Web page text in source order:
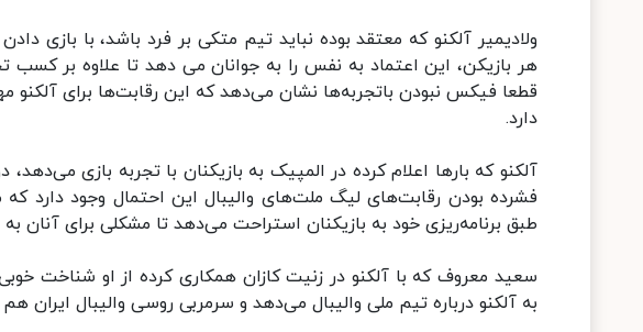
ولادیمیر آلکنو که معتقد بوده نباید تیم متکی بر فرد باشد، با
هر بازیکن، این اعتماد به نفس را به جوانان می دهد تا علاوه بر کسب
قطعا فیکس نبودن باتجربه‌ها نشان می‌دهد که این رقابت‌ها برای آلکنو
دارد.
آلکنو که بارها اعلام کرده در المپیک به بازیکنان با تجربه بازی
فشرده بودن رقابت‌های لیگ ملت‌های والیبال این احتمال وجود دارد که
طبق برنامه‌ریزی خود به بازیکنان استراحت می‌دهد تا مشکلی برای آنان به
سعید معروف که با آلکنو در زنیت کازان همکاری کرده از او شناخت
به آلکنو درباره تیم ملی والیبال می‌دهد و سرمربی روسی والیبال